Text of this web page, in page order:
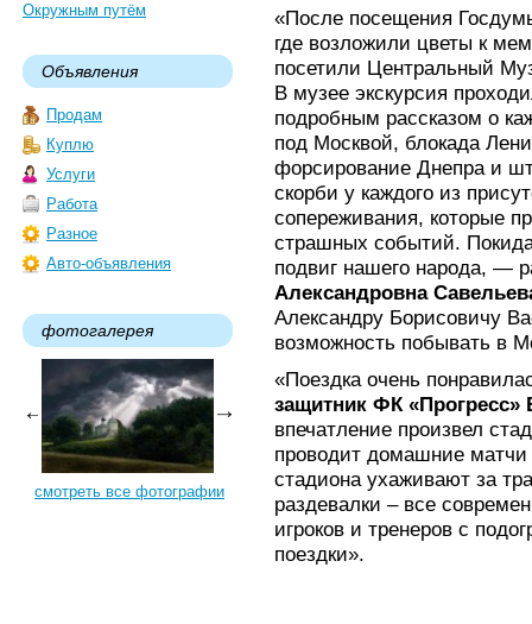
Окружным путём
Объявления
Продам
Куплю
Услуги
Работа
Разное
Авто-объявления
фотогалерея
смотреть все фотографии
«После посещения
где возложили цветы к
посетили Центральный
В музее экскурсия
подробным рассказом о
под Москвой, блокада
форсирование Днепра и
скорби у каждого из
сопереживания, которые
страшных событий.
подвиг нашего народа, —
Александровна
Александру Борисовичу
возможность побывать в
«Поездка очень
защитник ФК
впечатление произвел
проводит домашние матчи
стадиона ухаживают за
раздевалки – все
игроков и тренеров с
поездки».